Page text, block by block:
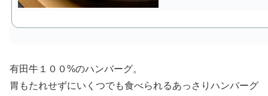
有田牛１００%のハンバーグ。
胃もたれせずにいくつでも食べられるあっさりハンバーグ